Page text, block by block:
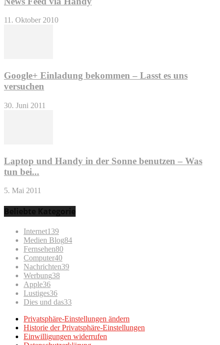
11. Oktober 2010
Google+ Einladung bekommen – Lasst es uns
versuchen
30. Juni 2011
Laptop und Handy in der Sonne benutzen – Was
tun bei...
5. Mai 2011
Beliebte Kategorie
Internet139
Medien Blog84
Fernsehen80
Computer40
Nachrichten39
Werbung38
Apple36
Lustiges36
Dies und das33
Privatsphäre-Einstellungen ändern
Historie der Privatsphäre-Einstellungen
Einwilligungen widerrufen